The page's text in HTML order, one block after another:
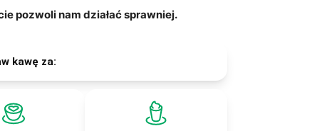
pozwoli nam działać sprawniej.
kawę za: